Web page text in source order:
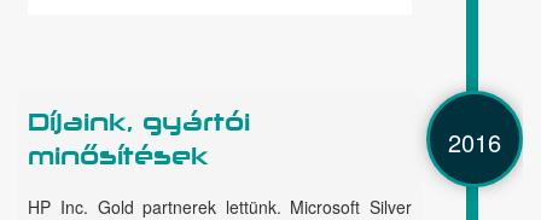
Díjaink, gyártói
minősítések
HP Inc. Gold partnerek lettünk. Microsoft Silver
2016